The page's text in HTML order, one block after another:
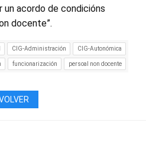
un acordo de condicións
docente”.
CIG-Administración CIG-Autonómica
funcionarización persoal non docente